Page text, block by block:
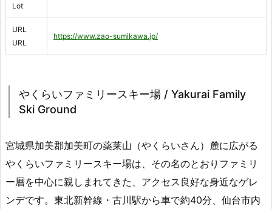
Lot
URL
URL
https://www.zao-sumikawa.jp/
やくらいファミリースキー場 / Yakurai Family
Ski Ground
宮城県加美郡加美町の薬莱山（やくらいさん）麓に広がる
やくらいファミリースキー場は、その名のとおりファミリ
ー層を中心に親しまれてきた、アクセス良好な身近なゲレ
ンデです。東北新幹線・古川駅から車で約40分、仙台市内